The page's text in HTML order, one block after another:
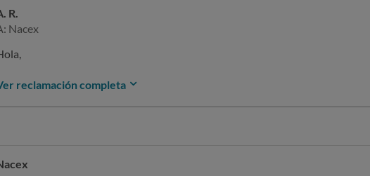
R.
Nacex
presentar un reclamacion porque el paquete con numero de
he recibido.
recibi una llamada del telefono 604 86 23 99 que colgo segun conteste y
gustaria ver mi firma o el pin de confirmacion para demostrar que el
reclamación completa